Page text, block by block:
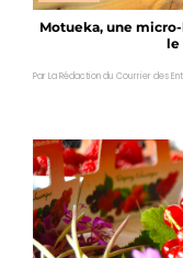
Motueka, une
le
Par La Rédaction du Courrier des